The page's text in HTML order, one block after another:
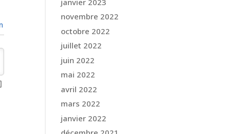
novembre 2022
octobre 2022
juillet 2022
juin 2022
mai 2022
avril 2022
mars 2022
janvier 2022